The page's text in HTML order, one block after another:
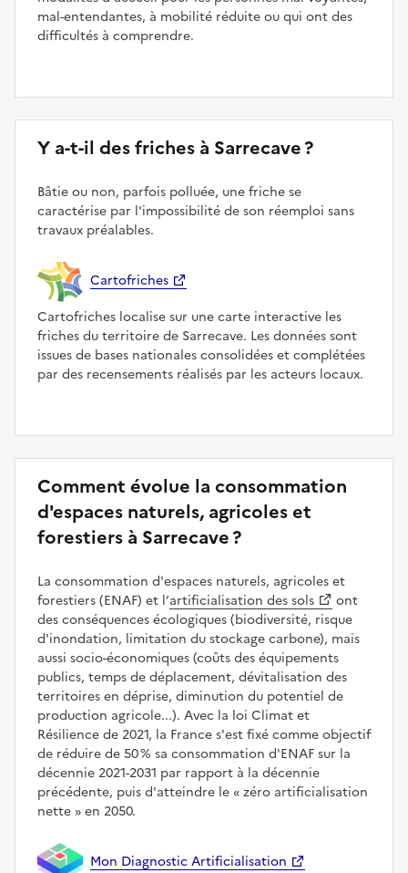
mal-entendantes, à mobilité réduite ou qui ont des
difficultés à comprendre.
Y a-t-il des friches à Sarrecave ?
Bâtie ou non, parfois polluée, une friche se
caractérise par l'impossibilité de son réemploi sans
travaux préalables.
Cartofriches
Cartofriches localise sur une carte interactive les
friches du territoire de Sarrecave. Les données sont
issues de bases nationales consolidées et complétées
par des recensements réalisés par les acteurs locaux.
Comment évolue la consommation
d'espaces naturels, agricoles et
forestiers à Sarrecave ?
La consommation d'espaces naturels, agricoles et
forestiers (ENAF) et l’artificialisation des sols
ont
des conséquences écologiques (biodiversité, risque
d'inondation, limitation du stockage carbone), mais
aussi socio-économiques (coûts des équipements
publics, temps de déplacement, dévitalisation des
territoires en déprise, diminution du potentiel de
production agricole...). Avec la loi Climat et
Résilience de 2021, la France s'est fixé comme objectif
de réduire de 50 % sa consommation d'ENAF sur la
décennie 2021-2031 par rapport à la décennie
précédente, puis d'atteindre le
zéro artificialisation
nette
en 2050.
Mon Diagnostic Artificialisation